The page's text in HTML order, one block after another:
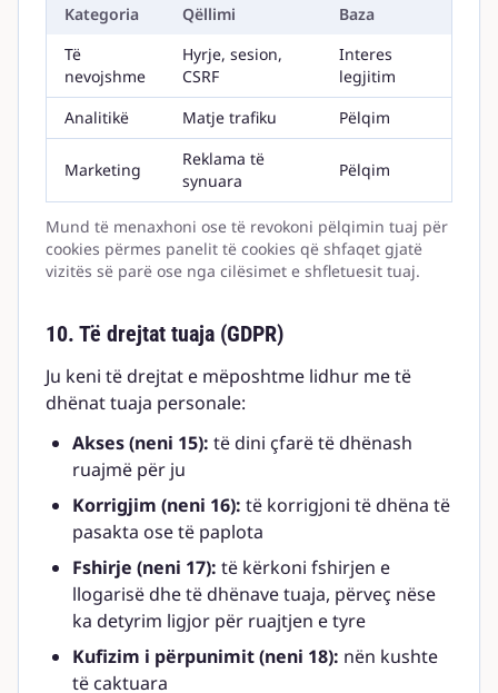
Kategoria Qëllimi
Baza
Të
nevojshme
Hyrje, sesion,
CSRF
Interes
legjitim
Analitikë
Matje trafiku Pëlqim
Marketing
Reklama të
synuara
Pëlqim
Mund të menaxhoni ose të revokoni pëlqimin tuaj për
cookies përmes panelit të cookies që shfaqet gjatë
vizitës së parë ose nga cilësimet e shfletuesit tuaj.
10. Të drejtat tuaja (GDPR)
Ju keni të drejtat e mëposhtme lidhur me të
dhënat tuaja personale:
Akses (neni 15): të dini çfarë të dhënash
ruajmë për ju
Korrigjim (neni 16): të korrigjoni të dhëna të
pasakta ose të paplota
Fshirje (neni 17): të kërkoni fshirjen e
llogarisë dhe të dhënave tuaja, përveç nëse
ka detyrim ligjor për ruajtjen e tyre
Kufizim i përpunimit (neni 18): nën kushte
të caktuara